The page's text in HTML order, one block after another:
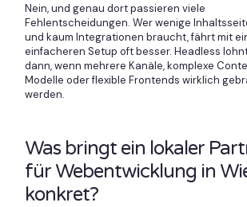
Nein, und genau dort passieren viele
Fehlentscheidungen. Wer wenige
und kaum Integrationen braucht, fährt mit
einfacheren Setup oft besser. Headless
dann, wenn mehrere Kanäle, komplexe
Modelle oder flexible Frontends wirklich
werden.
Was bringt ein lokaler
für Webentwicklung in
konkret?